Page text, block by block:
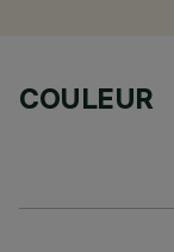
COULEUR